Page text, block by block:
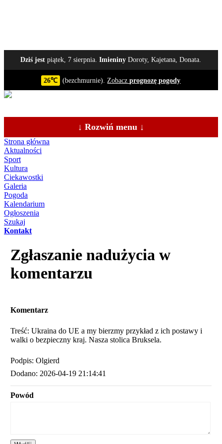
Dziś jest piątek, 7 sierpnia.Imieniny Doroty, Kajetana, Donata.
26℃ (bezchmurnie).Zobaczprognozę pogody
↓ Rozwiń menu ↓
Strona główna
Aktualności
Sport
Kultura
Ciekawostki
Galeria
Pogoda
Kalendarium
Ogłoszenia
Szukaj
Kontakt
Zgłaszanie nadużycia w
komentarzu
Komentarz
Treść: Ukraina do UE a my bierzmy przykład z ich postawy i
walki o bezpieczny kraj. Nasza stolica Bruksela.
Podpis: Olgierd
Dodano: 2026-04-19 21:14:41
Powód